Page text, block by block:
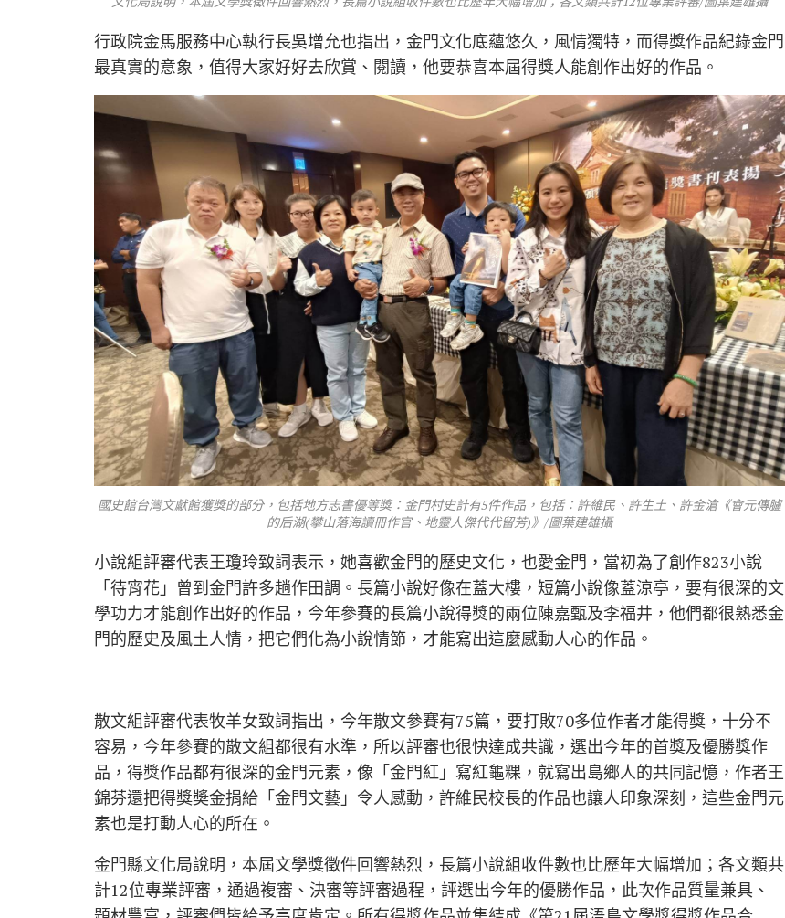
行政院金馬服務中心執行長吳增允也指出，金門文化底蘊悠久，風情獨特，而得獎作品紀錄金門
最真實的意象，值得大家好好去欣賞、閱讀，他要恭喜本屆得獎人能創作出好的作品。
國史館台灣文獻館獲獎的部分，包括地方志書優等獎：金門村史計有5件作品，包括：許維民、許生土、許金滄《會元傳臚
的后湖(攀山落海讀冊作官、地靈人傑代代留芳)》/圖葉建雄攝
小說組評審代表王瓊玲致詞表示，她喜歡金門的歷史文化，也愛金門，當初為了創作823小說
「待宵花」曾到金門許多趟作田調。長篇小說好像在蓋大樓，短篇小說像蓋涼亭，要有很深的文
學功力才能創作出好的作品，今年參賽的長篇小說得獎的兩位陳嘉甄及李福井，他們都很熟悉金
門的歷史及風土人情，把它們化為小說情節，才能寫出這麼感動人心的作品。
散文組評審代表牧羊女致詞指出，今年散文參賽有75篇，要打敗70多位作者才能得獎，十分不
容易，今年參賽的散文組都很有水準，所以評審也很快達成共識，選出今年的首獎及優勝獎作
品，得獎作品都有很深的金門元素，像「金門紅」寫紅龜粿，就寫出島鄉人的共同記憶，作者王
錦芬還把得獎奬金捐給「金門文藝」令人感動，許維民校長的作品也讓人印象深刻，這些金門元
素也是打動人心的所在。
金門縣文化局說明，本屆文學獎徵件回響熱烈，長篇小說組收件數也比歷年大幅增加；各文類共
計12位專業評審，通過複審、決審等評審過程，評選出今年的優勝作品，此次作品質量兼具、